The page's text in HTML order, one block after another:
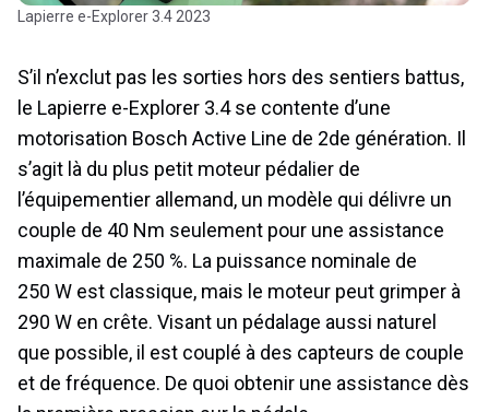
Lapierre e-Explorer 3.4 2023
S’il n’exclut pas les sorties hors des sentiers battus,
le Lapierre e-Explorer 3.4 se contente d’une
motorisation Bosch Active Line de 2de génération. Il
s’agit là du plus petit moteur pédalier de
l’équipementier allemand, un modèle qui délivre un
couple de 40 Nm seulement pour une assistance
maximale de 250 %. La puissance nominale de
250 W est classique, mais le moteur peut grimper à
290 W en crête. Visant un pédalage aussi naturel
que possible, il est couplé à des capteurs de couple
et de fréquence. De quoi obtenir une assistance dès